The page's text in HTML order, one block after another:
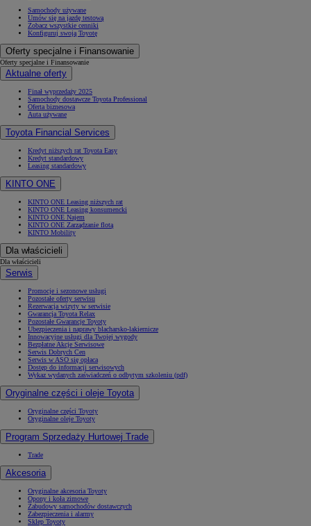
Samochody używane
Umów się na jazdę testową
Zobacz wszystkie cenniki
Konfiguruj swoją Toyotę
Oferty specjalne i Finansowanie
Oferty specjalne i Finansowanie
Aktualne oferty
Finał wyprzedaży 2025
Samochody dostawcze Toyota Professional
Oferta biznesowa
Auta używane
Toyota Financial Services
Kredyt niższych rat Toyota Easy
Kredyt standardowy
Leasing standardowy
KINTO ONE
KINTO ONE Leasing niższych rat
KINTO ONE Leasing konsumencki
KINTO ONE Najem
KINTO ONE Zarządzanie flotą
KINTO Mobility
Dla właścicieli
Dla właścicieli
Serwis
Promocje i sezonowe usługi
Pozostałe oferty serwisu
Rezerwacja wizyty w serwisie
Gwarancja Toyota Relax
Pozostałe Gwarancje Toyoty
Ubezpieczenia i naprawy blacharsko-lakiernicze
Innowacyjne usługi dla Twojej wygody
Bezpłatne Akcje Serwisowe
Serwis Dobrych Cen
Serwis w ASO się opłaca
Dostęp do informacji serwisowych
Wykaz wydanych zaświadczeń o odbytym szkoleniu (pdf)
Oryginalne części i oleje Toyota
Oryginalne części Toyoty
Oryginalne oleje Toyoty
Program Sprzedaży Hurtowej Trade
Trade
Akcesoria
Oryginalne akcesoria Toyoty
Opony i koła zimowe
Zabudowy samochodów dostawczych
Zabezpieczenia i alarmy
Sklep Toyoty